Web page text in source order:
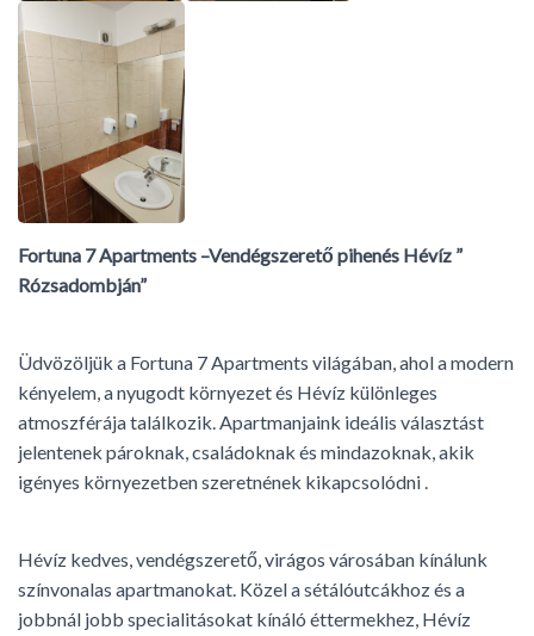
Fortuna 7 Apartments –Vendégszerető pihenés Hévíz ”
Rózsadombján”
Üdvözöljük a Fortuna 7 Apartments világában, ahol a modern
kényelem, a nyugodt környezet és Hévíz különleges
atmoszférája találkozik. Apartmanjaink ideális választást
jelentenek pároknak, családoknak és mindazoknak, akik
igényes környezetben szeretnének kikapcsolódni .
Hévíz kedves, vendégszerető, virágos városában kínálunk
színvonalas apartmanokat. Közel a sétálóutcákhoz és a
jobbnál jobb specialitásokat kínáló éttermekhez, Hévíz